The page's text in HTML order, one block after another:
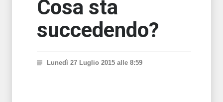
Cosa sta
succedendo?
Lunedì 27 Luglio 2015 alle 8:59